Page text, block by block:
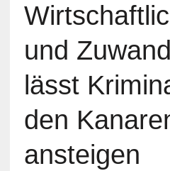
und
lässt
den
ansteigen